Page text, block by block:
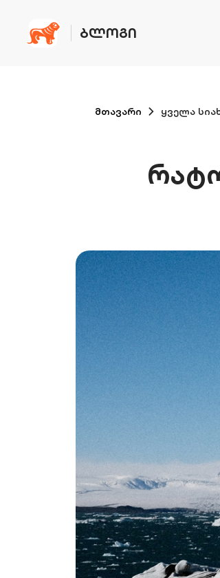
ᲑᲚᲝᲒᲘ
მთავარი ყველა